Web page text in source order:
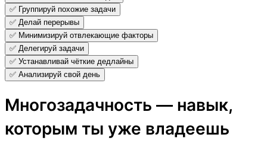
✅ Группируй похожие задачи
✅ Делай перерывы
✅ Минимизируй отвлекающие факторы
✅ Делегируй задачи
✅ Устанавливай чёткие дедлайны
✅ Анализируй свой день
Многозадачность — навык,
которым ты уже владеешь